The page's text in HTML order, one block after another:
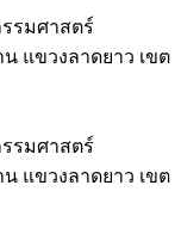
รมศาสตร์
แขวงลาดยาว เขต
รมศาสตร์
แขวงลาดยาว เขต